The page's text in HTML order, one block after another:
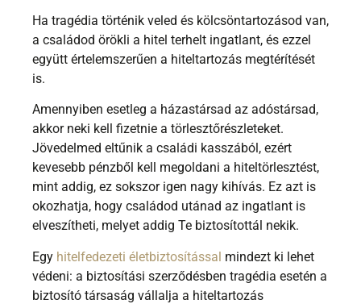
Ha tragédia történik veled és kölcsöntartozásod van,
a családod örökli a hitel terhelt ingatlant, és ezzel
együtt értelemszerűen a hiteltartozás megtérítését
is.
Amennyiben esetleg a házastársad az adóstársad,
akkor neki kell fizetnie a törlesztőrészleteket.
Jövedelmed eltűnik a családi kasszából, ezért
kevesebb pénzből kell megoldani a hiteltörlesztést,
mint addig, ez sokszor igen nagy kihívás. Ez azt is
okozhatja, hogy családod utánad az ingatlant is
elveszítheti, melyet addig Te biztosítottál nekik.
Egy hitelfedezeti életbiztosítással mindezt ki lehet
védeni: a biztosítási szerződésben tragédia esetén a
biztosító társaság vállalja a hiteltartozás